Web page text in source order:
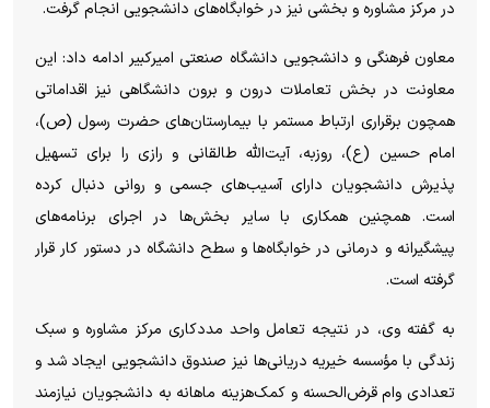
در مرکز مشاوره و بخشی نیز در خوابگاه‌های دانشجویی انجام گرفت.
معاون فرهنگی و دانشجویی دانشگاه صنعتی امیرکبیر ادامه داد: این
معاونت در بخش تعاملات درون و برون دانشگاهی نیز اقداماتی
همچون برقراری ارتباط مستمر با بیمارستان‌های حضرت رسول (ص)،
امام حسین (ع)، روزبه، آیت‌الله طالقانی و رازی را برای تسهیل
پذیرش دانشجویان دارای آسیب‌های جسمی و روانی دنبال کرده
است. همچنین همکاری با سایر بخش‌ها در اجرای برنامه‌های
پیشگیرانه و درمانی در خوابگاه‌ها و سطح دانشگاه در دستور کار قرار
گرفته است.
به گفته وی، در نتیجه تعامل واحد مددکاری مرکز مشاوره و سبک
زندگی با مؤسسه خیریه دریانی‌ها نیز صندوق دانشجویی ایجاد شد و
تعدادی وام قرض‌الحسنه و کمک‌هزینه ماهانه به دانشجویان نیازمند